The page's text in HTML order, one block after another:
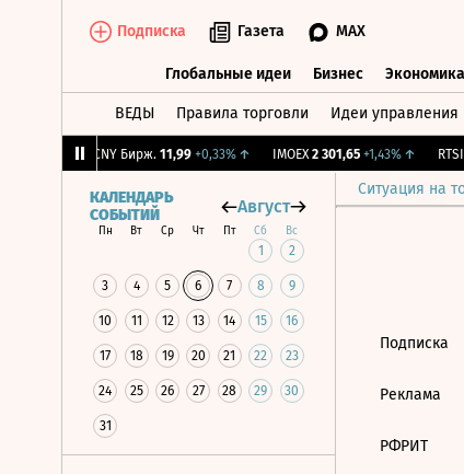
Подписка Газета MAX
Глобальные идеи Бизнес Экономика
ВЕДЫ Правила торговли Идеи управления
CNY Бирж. 11,99 +0,33%↑ IMOEX 2 301,65 +1,43%↑ RTSI
Ситуация на
КАЛЕНДАРЬ
СОБЫТИЙ
Август
Пн Вт Ср Чт Пт Сб Вс
1 2
3 4 5 6 7 8 9
10 11 12 13 14 15 16
17 18 19 20 21 22 23
24 25 26 27 28 29 30
31
Подписка
Реклама
РФРИТ